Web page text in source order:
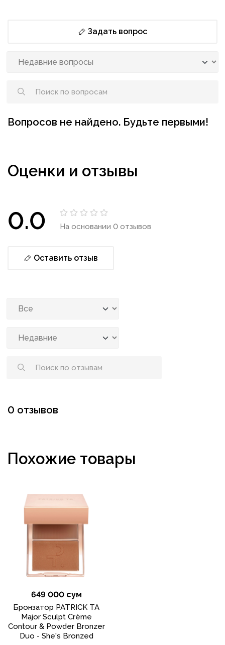
Задать вопрос
Вопросов не найдено. Будьте первыми!
Оценки и отзывы
0.0 На основании 0 отзывов
Оставить отзыв
0 отзывов
Похожие товары
649 000 сум
Бронзатор PATRICK TA
Major Sculpt Crème
Contour & Powder Bronzer
Duo - She's Bronzed